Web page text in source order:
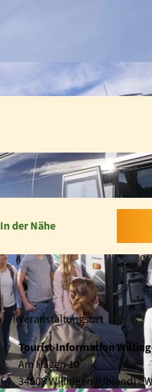
In der Nähe
Veranstaltungsort
Tourist-Information
Am Hagen 10
34508Willingen (Upland)-